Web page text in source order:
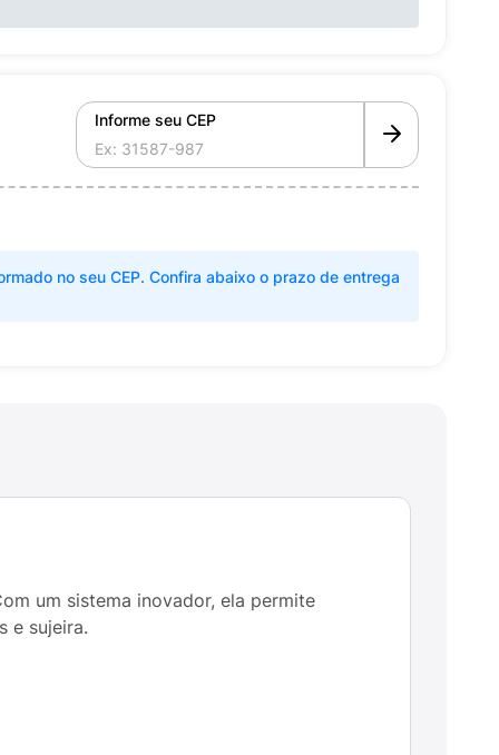
Informe seu CEP
no seu CEP. Confira abaixo o prazo de entrega
um sistema inovador, ela permite
e sujeira.